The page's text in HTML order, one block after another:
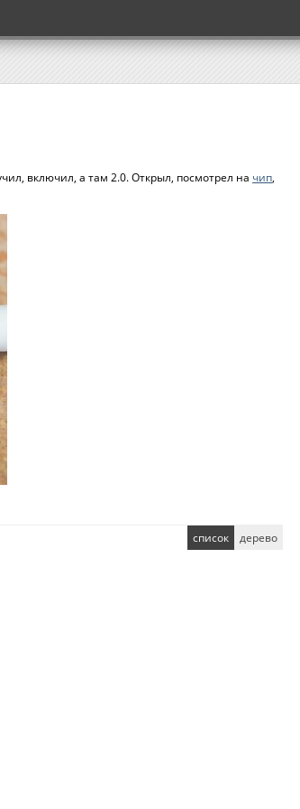
включил, а там 2.0. Открыл, посмотрел на чип,
список дерево